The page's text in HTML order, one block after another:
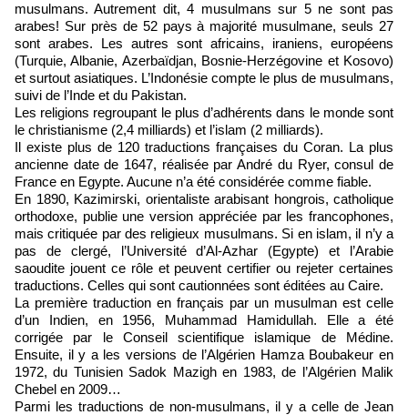
musulmans. Autrement dit, 4 musulmans sur 5 ne sont pas
arabes! Sur près de 52 pays à majorité musulmane, seuls 27
sont arabes. Les autres sont africains, iraniens, européens
(Turquie, Albanie, Azerbaïdjan, Bosnie-Herzégovine et Kosovo)
et surtout asiatiques. L’Indonésie compte le plus de musulmans,
suivi de l’Inde et du Pakistan.
Les religions regroupant le plus d’adhérents dans le monde sont
le christianisme (2,4 milliards) et l’islam (2 milliards).
Il existe plus de 120 traductions françaises du Coran. La plus
ancienne date de 1647, réalisée par André du Ryer, consul de
France en Egypte. Aucune n’a été considérée comme fiable.
En 1890, Kazimirski, orientaliste arabisant hongrois, catholique
orthodoxe, publie une version appréciée par les francophones,
mais critiquée par des religieux musulmans. Si en islam, il n’y a
pas de clergé, l’Université d’Al-Azhar (Egypte) et l’Arabie
saoudite jouent ce rôle et peuvent certifier ou rejeter certaines
traductions. Celles qui sont cautionnées sont éditées au Caire.
La première traduction en français par un musulman est celle
d’un Indien, en 1956, Muhammad Hamidullah. Elle a été
corrigée par le Conseil scientifique islamique de Médine.
Ensuite, il y a les versions de l’Algérien Hamza Boubakeur en
1972, du Tunisien Sadok Mazigh en 1983, de l’Algérien Malik
Chebel en 2009…
Parmi les traductions de non-musulmans, il y a celle de Jean